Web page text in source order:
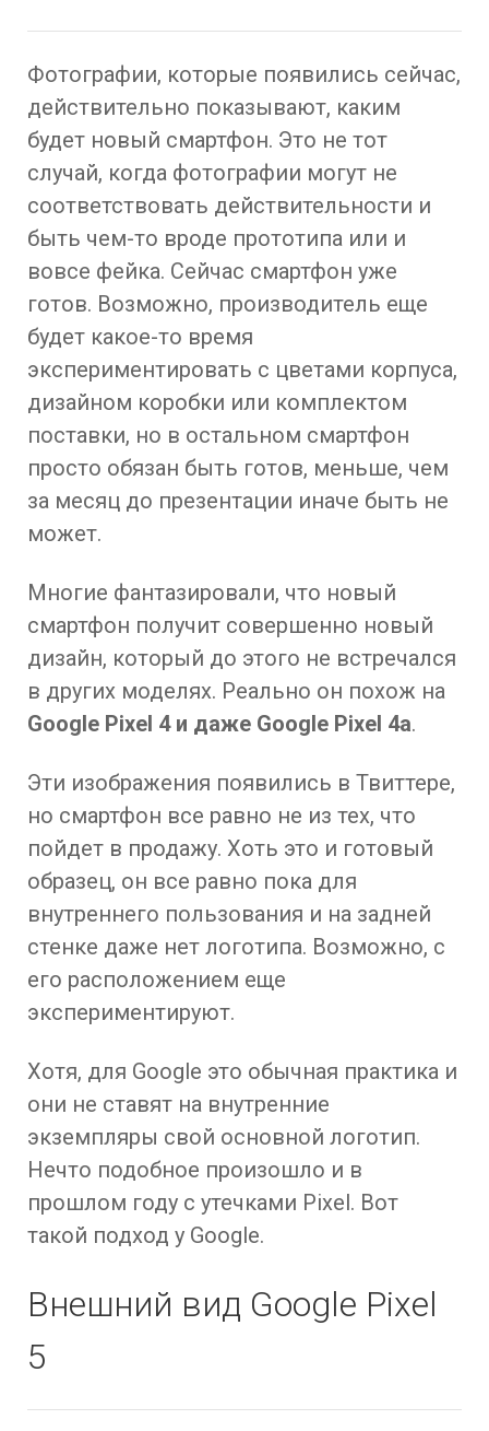
Фотографии, которые появились сейчас,
действительно показывают, каким
будет новый смартфон. Это не тот
случай, когда фотографии могут не
соответствовать действительности и
быть чем-то вроде прототипа или и
вовсе фейка. Сейчас смартфон уже
готов. Возможно, производитель еще
будет какое-то время
экспериментировать с цветами корпуса,
дизайном коробки или комплектом
поставки, но в остальном смартфон
просто обязан быть готов, меньше, чем
за месяц до презентации иначе быть не
может.
Многие фантазировали, что новый
смартфон получит совершенно новый
дизайн, который до этого не встречался
в других моделях. Реально он похож на
Google Pixel 4 и даже Google Pixel 4a.
Эти изображения появились в Твиттере,
но смартфон все равно не из тех, что
пойдет в продажу. Хоть это и готовый
образец, он все равно пока для
внутреннего пользования и на задней
стенке даже нет логотипа. Возможно, с
его расположением еще
экспериментируют.
Хотя, для Google это обычная практика и
они не ставят на внутренние
экземпляры свой основной логотип.
Нечто подобное произошло и в
прошлом году с утечками Pixel. Вот
такой подход у Google.
Внешний вид Google Pixel
5